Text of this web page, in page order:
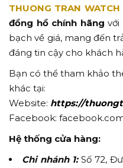
THUONG TRAN WATCH
đồng hồ chính hãng
bạch về giá, mang đến
đáng tin cậy cho khách
Bạn có thể tham khảo
khác tại:
Website: https://
Facebook:
Hệ thống cửa hàng:
Chi nhánh 1:Số 72,